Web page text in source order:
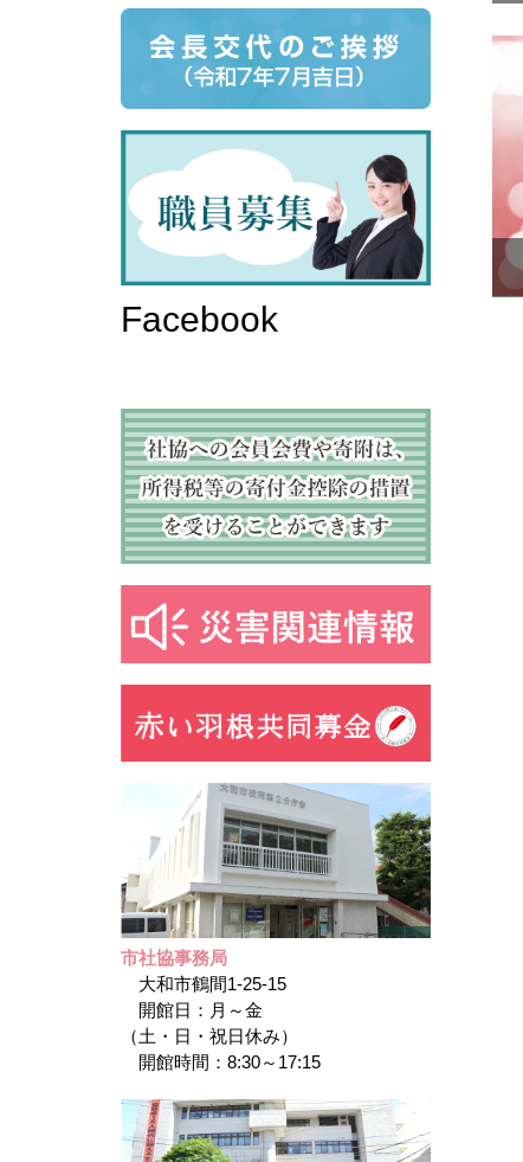
Facebook
市社協事務局
大和市鶴間1-25-15
開館日：月～金
（土・日・祝日休み）
開館時間：8:30～17:15